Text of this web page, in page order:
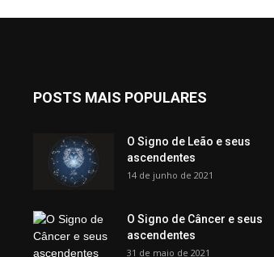
POSTS MAIS POPULARES
O Signo de Leão e seus
ascendentes
14 de junho de 2021
O Signo de Câncer e seus
ascendentes
31 de maio de 2021